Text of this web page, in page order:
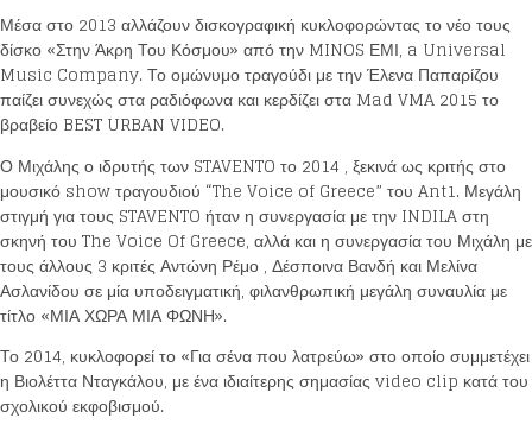
Μέσα στο 2013 αλλάζουν δισκογραφική κυκλοφορώντας το νέο τους
δίσκο «Στην Άκρη Του Κόσμου» από την MINOS ΕΜΙ, a Universal
Music Company. Το ομώνυμο τραγούδι με την Έλενα Παπαρίζου
παίζει συνεχώς στα ραδιόφωνα και κερδίζει στα Mad VMA 2015 το
βραβείο BEST URBAN VIDEO.
Ο Μιχάλης ο ιδρυτής των STAVENTO το 2014 , ξεκινά ως κριτής στο
μουσικό show τραγουδιού “The Voice of Greece” του Ant1. Μεγάλη
στιγμή για τους STAVENTO ήταν η συνεργασία με την INDILA στη
σκηνή του The Voice Of Greece, αλλά και η συνεργασία του Μιχάλη με
τους άλλους 3 κριτές Αντώνη Ρέμο , Δέσποινα Βανδή και Μελίνα
Ασλανίδου σε μία υποδειγματική, φιλανθρωπική μεγάλη συναυλία με
τίτλο «ΜΙΑ ΧΩΡΑ ΜΙΑ ΦΩΝΗ».
Το 2014, κυκλοφορεί το «Για σένα που λατρεύω» στο οποίο συμμετέχει
η Βιολέττα Νταγκάλου, με ένα ιδιαίτερης σημασίας video clip κατά του
σχολικού εκφοβισμού.